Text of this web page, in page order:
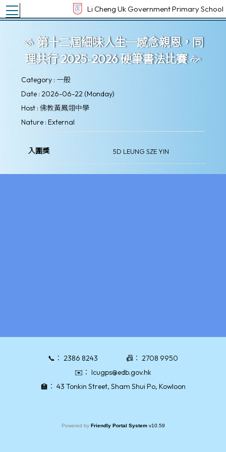
Li Cheng Uk Government Primary School
Toggle main menu visibility
第十二屆細味人生─感念親恩，同
理共行 2025-2026 硬筆書法比賽
Category : 一般
Date : 2026-06-22 (Monday)
Host : 佛教黃鳳翎中學
Nature : External
入圍獎 5D LEUNG SZE YIN
📞： 2386 8243 📠： 2708 9950
✉️： lcugps@edb.gov.hk
🏫： 43 Tonkin Street, Sham Shui Po, Kowloon
Powered by Friendly Portal System v10.59